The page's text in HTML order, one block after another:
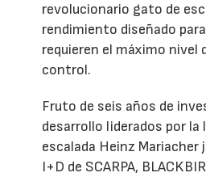
revolucionario gato de
rendimiento diseñado
requieren el máximo nivel
control.
Fruto de seis años de
desarrollo liderados por la
escalada Heinz Mariacher
I+D de SCARPA,